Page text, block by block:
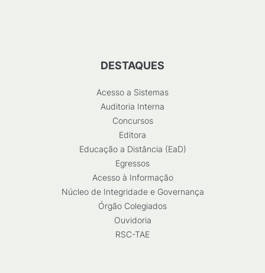
DESTAQUES
Acesso a Sistemas
Auditoria Interna
Concursos
Editora
Educação a Distância (EaD)
Egressos
Acesso à Informação
Núcleo de Integridade e Governança
Órgão Colegiados
Ouvidoria
RSC-TAE